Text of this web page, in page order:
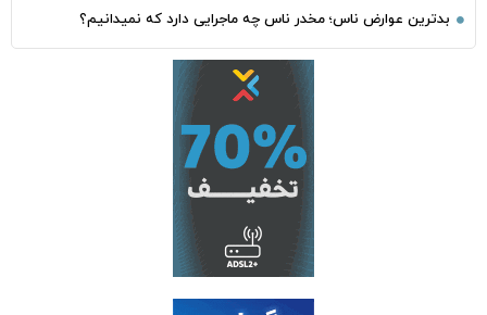
بدترین عوارض ناس؛ مخدر ناس چه ماجرایی دارد که نمیدانیم؟